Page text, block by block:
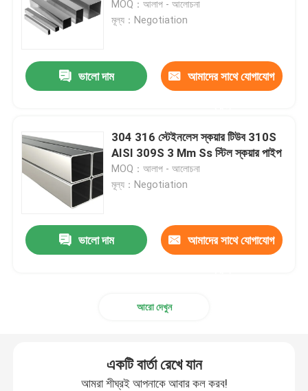
গ্যালভানাইজড স্টিল টিউব
পিপিজিআই ইস্পাত কয়েল
MOQ：আলাপ - আলোচনা
মূল্য：Negotiation
ভালো দাম আমাদের সাথে যোগাযোগ
304 316 স্টেইনলেস স্কয়ার টিউব 310S
AISI 309S 3 Mm Ss স্টিল স্কয়ার পাইপ
MOQ：আলাপ - আলোচনা
মূল্য：Negotiation
ভালো দাম আমাদের সাথে যোগাযোগ
আরো দেখুন
একটি বার্তা রেখে যান
আমরা শীঘ্রই আপনাকে আবার কল করব!